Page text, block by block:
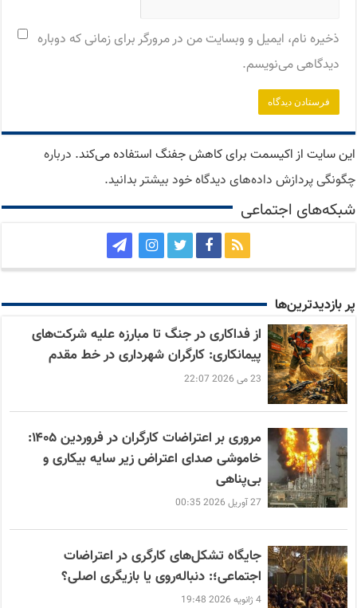
ذخیره نام، ایمیل و وبسایت من در مرورگر برای زمانی که دوباره
دیدگاهی می‌نویسم.
این سایت از اکیسمت برای کاهش جفنگ استفاده می‌کند. درباره
چگونگی پردازش داده‌های دیدگاه خود بیشتر بدانید.
شبکه‌های اجتماعی
پر بازدید‌ترین‌ها
از فداکاری در جنگ تا مبارزه علیه شرکت‌های
پیمانکاری: کارگران شهرداری در خط مقدم
23 می 2026 22:07
مروری بر اعتراضات کارگران در فروردین ۱۴۰۵:
خاموشی صدای اعتراض زیر سایه بیکاری و
بی‌پناهی
27 آوریل 2026 00:35
جایگاه تشکل‌های کارگری در اعتراضات
اجتماعی؛: دنباله‌روی یا بازیگری اصلی؟
4 ژانویه 2026 19:48